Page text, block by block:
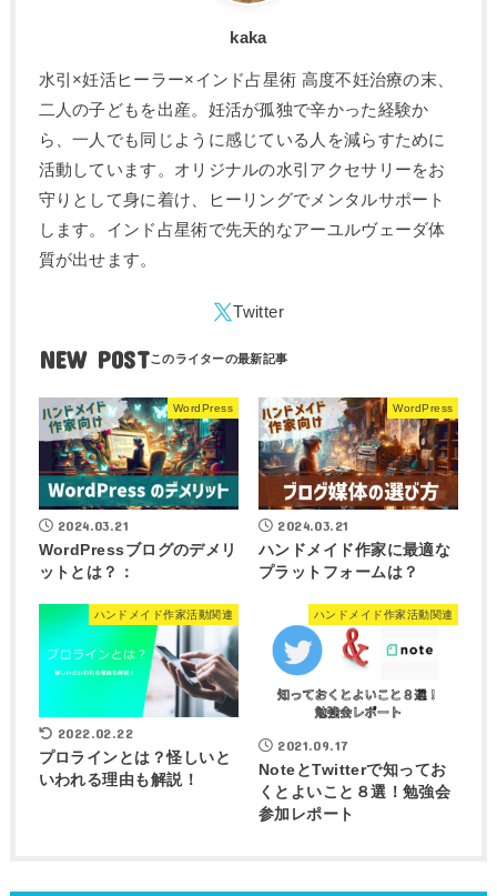
kaka
水引×妊活ヒーラー×インド占星術 高度不妊治療の末、
二人の子どもを出産。妊活が孤独で辛かった経験か
ら、一人でも同じように感じている人を減らすために
活動しています。オリジナルの水引アクセサリーをお
守りとして身に着け、ヒーリングでメンタルサポート
します。インド占星術で先天的なアーユルヴェーダ体
質が出せます。
NEW POST
WordPress
2024.03.21
WordPressブログのデメリ
ットとは？：
WordPress
2024.03.21
ハンドメイド作家に最適な
プラットフォームは？
ハンドメイド作家活動関連
2022.02.22
プロラインとは？怪しいと
いわれる理由も解説！
ハンドメイド作家活動関連
2021.09.17
NoteとTwitterで知ってお
くとよいこと８選！勉強会
参加レポート